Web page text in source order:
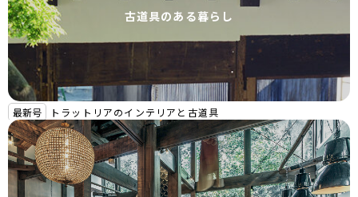
古道具のある暮らし
最新号 トラットリアのインテリアと古道具